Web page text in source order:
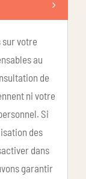
sur votre
au
de
ni votre
Si
des
dans
garantir